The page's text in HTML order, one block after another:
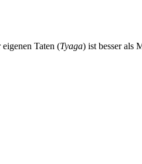
Taten (Tyaga) ist besser als